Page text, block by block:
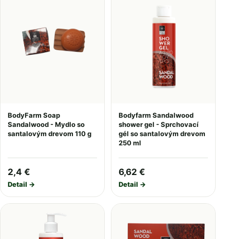
BodyFarm Soap
Sandalwood - Mydlo so
santalovým drevom 110 g
2,4 €
Detail →
Bodyfarm Sandalwood
shower gel - Sprchovací
gél so santalovým drevom
250 ml
6,62 €
Detail →